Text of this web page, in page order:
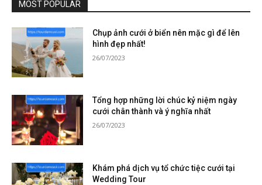
MOST POPULAR
Chụp ảnh cưới ở biển nên mặc gì để lên
hình đẹp nhất!
26/07/2023
Tổng hợp những lời chúc kỷ niệm ngày
cưới chân thành và ý nghĩa nhất
26/07/2023
Khám phá dịch vụ tổ chức tiệc cưới tại
Wedding Tour